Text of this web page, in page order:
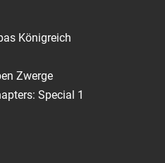
Königreich
Zwerge
Special 1